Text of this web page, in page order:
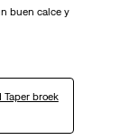
buen calce y
Taper broek